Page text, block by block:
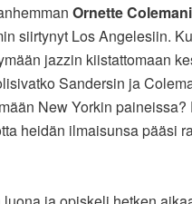
Ornette
siirtynyt Los Angelesiin.
jazzin kiistattomaan
Sandersin ja
New Yorkin
heidän ilmaisunsa pääsi